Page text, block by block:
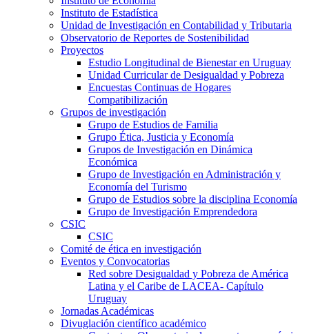
Instituto de Estadística
Unidad de Investigación en Contabilidad y Tributaria
Observatorio de Reportes de Sostenibilidad
Proyectos
Estudio Longitudinal de Bienestar en Uruguay
Unidad Curricular de Desigualdad y Pobreza
Encuestas Continuas de Hogares
Compatibilización
Grupos de investigación
Grupo de Estudios de Familia
Grupo Ética, Justicia y Economía
Grupos de Investigación en Dinámica
Económica
Grupo de Investigación en Administración y
Economía del Turismo
Grupo de Estudios sobre la disciplina Economía
Grupo de Investigación Emprendedora
CSIC
CSIC
Comité de ética en investigación
Eventos y Convocatorias
Red sobre Desigualdad y Pobreza de América
Latina y el Caribe de LACEA- Capítulo
Uruguay
Jornadas Académicas
Divuglación científico académico